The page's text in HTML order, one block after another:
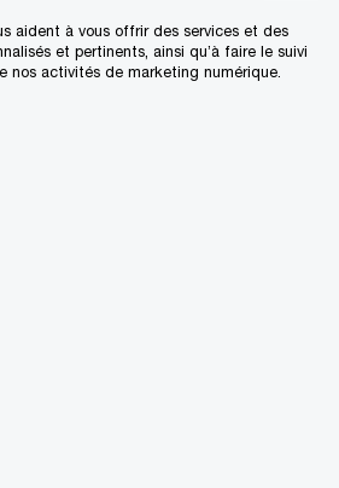
complexes
aident à vous offrir des services et des
et pertinents, ainsi qu’à faire le suivi
nos activités de marketing numérique.